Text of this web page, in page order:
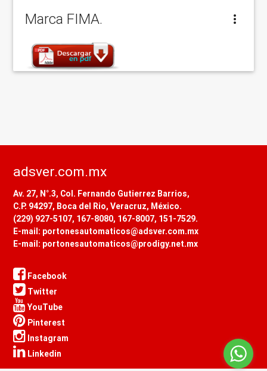
Marca FIMA.
adsver.com.mx
Av. 27, N°.3, Col. Fernando Gutierrez Barrios,
C.P. 94297, Boca del Rio, Veracruz, México.
(229) 927-5107, 167-8080, 167-8007, 151-7529.
E-mail: portonesautomaticos@adsver.com.mx
E-mail: portonesautomaticos@prodigy.net.mx
Facebook
Twitter
YouTube
Pinterest
Instagram
Linkedin